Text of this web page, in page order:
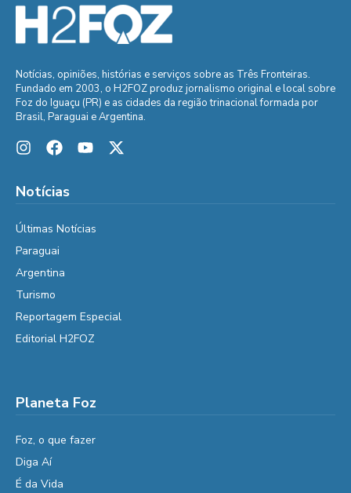
Notícias, opiniões, histórias e serviços sobre as Três Fronteiras.
Fundado em 2003, o H2FOZ produz jornalismo original e local sobre
Foz do Iguaçu (PR) e as cidades da região trinacional formada por
Brasil, Paraguai e Argentina.
Notícias
Últimas Notícias
Paraguai
Argentina
Turismo
Reportagem Especial
Editorial H2FOZ
Planeta Foz
Foz, o que fazer
Diga Aí
É da Vida